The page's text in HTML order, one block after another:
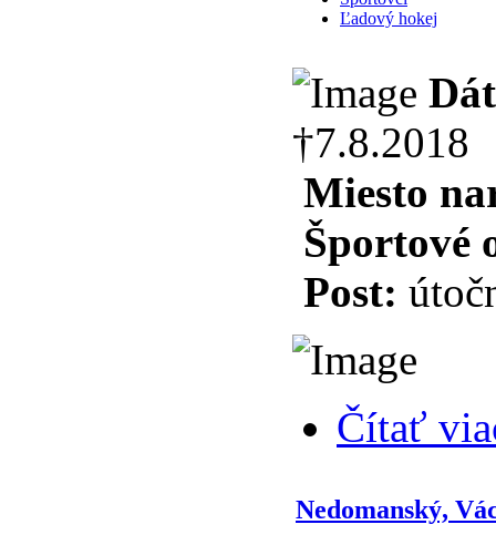
Ľadový hokej
†7.8.2018
Miesto
Športové
Post:
Čítať
Nedomanský,